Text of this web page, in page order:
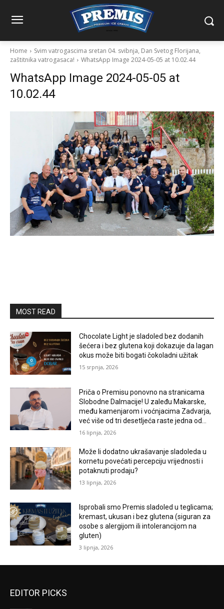
Home
Svim vatrogascima sretan 04. svibnja, Dan Svetog Florijana,
zaštitnika vatrogasaca!
WhatsApp Image 2024-05-05 at 10.02.44
WhatsApp Image 2024-05-05 at
10.02.44
MOST READ
Chocolate Light je sladoled bez dodanih
šećera i bez glutena koji dokazuje da lagan
okus može biti bogati čokoladni užitak
15 srpnja, 2026
Priča o Premisu ponovno na stranicama
Slobodne Dalmacije! U zaleđu Makarske,
među kamenjarom i voćnjacima Zadvarja,
već više od tri desetljeća raste jedna od...
16 lipnja, 2026
Može li dodatno ukrašavanje sladoleda u
kornetu povećati percepciju vrijednosti i
potaknuti prodaju?
13 lipnja, 2026
Isprobali smo Premis sladoled u teglicama;
kremast, ukusan i bez glutena (siguran za
osobe s alergijom ili intolerancijom na
gluten)
3 lipnja, 2026
EDITOR PICKS